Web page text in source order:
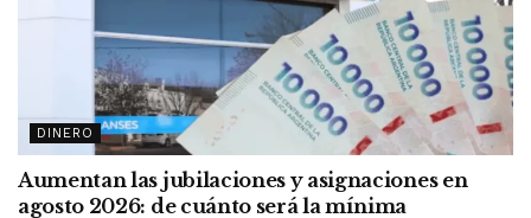
DINERO
Aumentan las jubilaciones y asignaciones en
agosto 2026: de cuánto será la mínima